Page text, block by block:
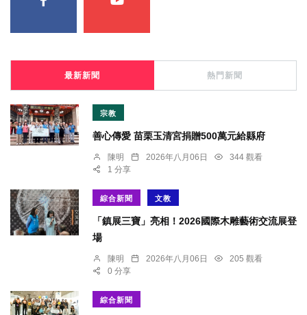
最新新聞 熱門新聞
宗教
善心傳愛 苗栗玉清宮捐贈500萬元給縣府
陳明 2026年八月06日
344 觀看
1 分享
綜合新聞 文教
「鎮展三寶」亮相！2026國際木雕藝術交流展登
場
陳明 2026年八月06日
205 觀看
0 分享
綜合新聞